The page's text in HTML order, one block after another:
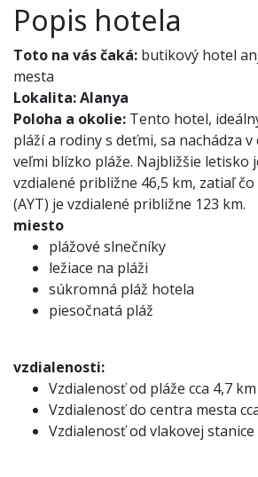
Popis hotela
Toto na vás čaká: butikový hotel
mesta
Lokalita:Alanya
Poloha a okolie: Tento hotel,
pláží a rodiny s deťmi, sa nachádza v
veľmi blízko pláže. Najbližšie letisko
vzdialené približne 46,5 km, zatiaľ
(AYT) je vzdialené približne 123 km.
miesto
plážové slnečníky
ležiace na pláži
súkromná pláž hotela
piesočnatá pláž
vzdialenosti:
Vzdialenosť od pláže cca 4,7 km
Vzdialenosť do centra mesta
Vzdialenosť od vlakovej stanice